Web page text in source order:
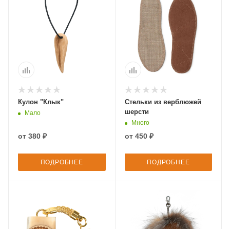
Кулон "Клык"
Мало
от 380 ₽
ПОДРОБНЕЕ
Стельки из верблюжей
шерсти
Много
от 450 ₽
ПОДРОБНЕЕ